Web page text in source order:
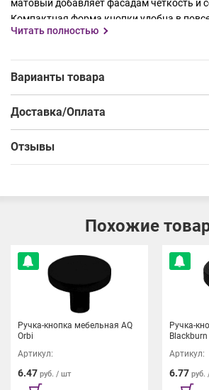
матовый добавляет фасадам чёткость и
Компактная форма кнопки удобна в
использовании и универсальна по стилю.
Читать полностью
Варианты товара
Доставка/Оплата
Отзывы
Похожие
Ручка-кнопка мебельная AQ
Orbi
Артикул:
6.47 руб. / шт
Ручка-
Blackburn
Артикул:
6.77 руб.